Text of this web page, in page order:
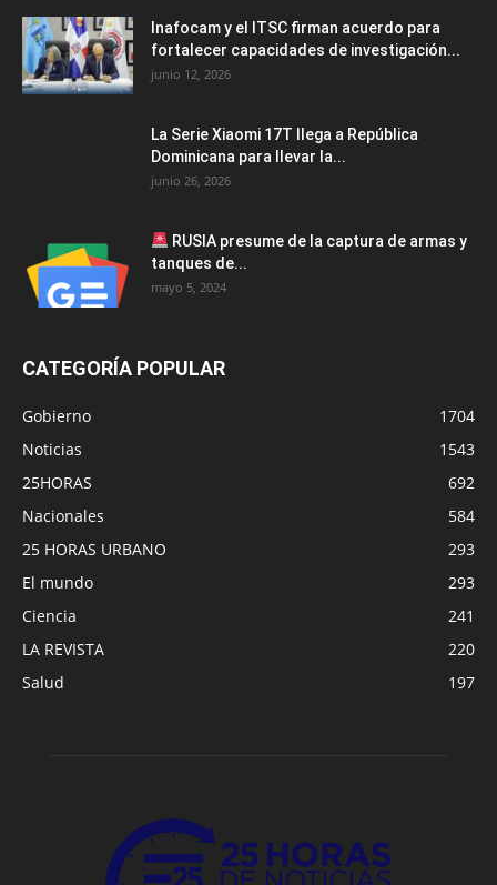
Inafocam y el ITSC firman acuerdo para
fortalecer capacidades de investigación...
junio 12, 2026
La Serie Xiaomi 17T llega a República
Dominicana para llevar la...
junio 26, 2026
RUSIA presume de la captura de armas y
tanques de...
mayo 5, 2024
CATEGORÍA POPULAR
Gobierno
1704
Noticias
1543
25HORAS
692
Nacionales
584
25 HORAS URBANO
293
El mundo
293
Ciencia
241
LA REVISTA
220
Salud
197